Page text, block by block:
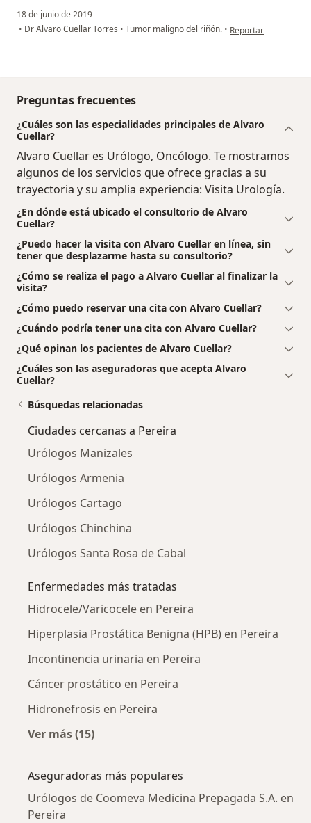
18 de junio de 2019
• Dr Alvaro Cuellar Torres • Tumor maligno del riñón. • en opinión del
Reportar
Preguntas frecuentes
¿Cuáles son las especialidades principales de Alvaro
Cuellar?
Alvaro Cuellar es Urólogo, Oncólogo. Te mostramos
algunos de los servicios que ofrece gracias a su
trayectoria y su amplia experiencia: Visita Urología.
¿En dónde está ubicado el consultorio de Alvaro
Cuellar?
¿Puedo hacer la visita con Alvaro Cuellar en línea, sin
tener que desplazarme hasta su consultorio?
¿Cómo se realiza el pago a Alvaro Cuellar al finalizar la
visita?
¿Cómo puedo reservar una cita con Alvaro Cuellar?
¿Cuándo podría tener una cita con Alvaro Cuellar?
¿Qué opinan los pacientes de Alvaro Cuellar?
¿Cuáles son las aseguradoras que acepta Alvaro
Cuellar?
Búsquedas relacionadas
Ciudades cercanas a Pereira
Urólogos Manizales
Urólogos Armenia
Urólogos Cartago
Urólogos Chinchina
Urólogos Santa Rosa de Cabal
Enfermedades más tratadas
Hidrocele/Varicocele en Pereira
Hiperplasia Prostática Benigna (HPB) en Pereira
Incontinencia urinaria en Pereira
Cáncer prostático en Pereira
Hidronefrosis en Pereira
Ver más (15)
Aseguradoras más populares
Urólogos de Coomeva Medicina Prepagada S.A. en
Pereira